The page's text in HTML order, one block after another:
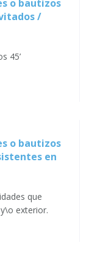
o bautizos
/
45’
o bautizos
en
que
exterior.